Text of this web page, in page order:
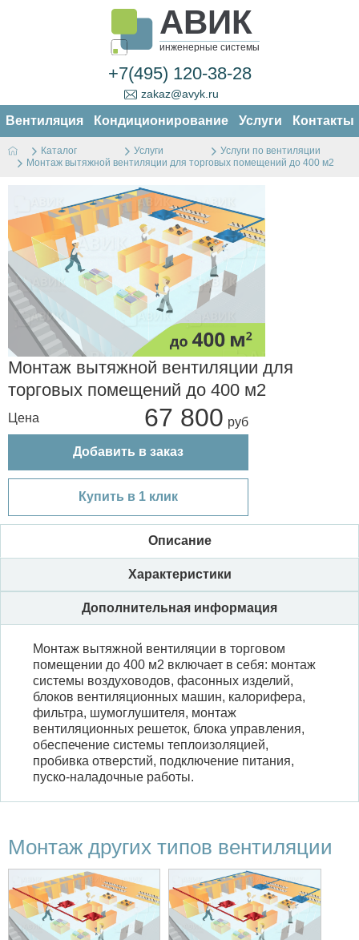
АВИК
инженерные системы
+7(495) 120-38-28
zakaz@avyk.ru
Вентиляция Кондиционирование Услуги Контакты
Каталог Услуги
Услуги по вентиляции
Монтаж вытяжной вентиляции для торговых помещений до 400 м2
Монтаж вытяжной вентиляции для
торговых помещений до 400 м2
Цена 67 800
Добавить в заказ
Купить в 1 клик
Описание
Характеристики
Дополнительная информация
Монтаж вытяжной вентиляции в торговом
помещении до 400 м2 включает в себя: монтаж
системы воздуховодов, фасонных изделий,
блоков вентиляционных машин, калорифера,
фильтра, шумоглушителя, монтаж
вентиляционных решеток, блока управления,
обеспечение системы теплоизоляцией,
пробивка отверстий, подключение питания,
пуско-наладочные работы.
Монтаж других типов вентиляции